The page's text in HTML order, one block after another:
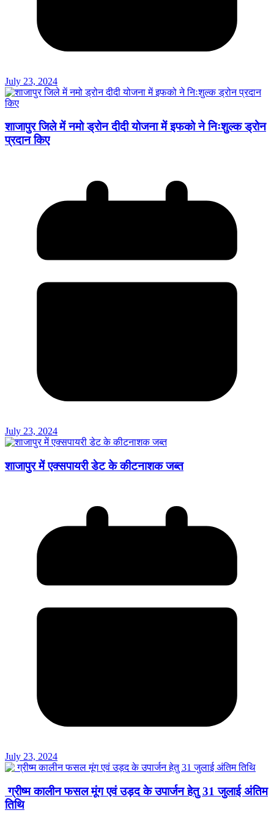
July 23, 2024
शाजापुर जिले में नमो ड्रोन दीदी योजना में इफको ने निःशुल्क ड्रोन
प्रदान किए
July 23, 2024
शाजापुर में एक्सपायरी डेट के कीटनाशक जब्त
July 23, 2024
ग्रीष्म कालीन फसल मूंग एवं उड़द के उपार्जन हेतु 31 जुलाई अंतिम
तिथि